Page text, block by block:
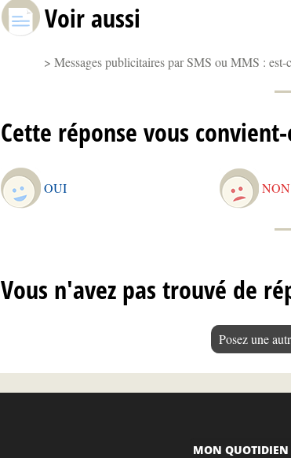
Voir aussi
Messages publicitaires par SMS ou MMS : est-
Cette réponse vous
OUI NON
Vous n'avez pas trouvé de
Posez une
MON QUOTIDIEN